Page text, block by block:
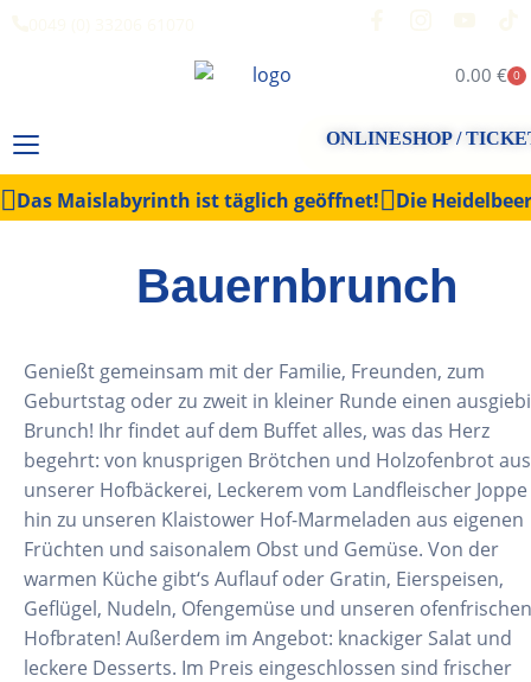
0.00 € 0
ONLINESHOP /
Das Maislabyrinth ist täglich geöffnet! Die
Bauernbrunch
Genießt gemeinsam mit der Familie, Freunden, zum
Geburtstag oder zu zweit in kleiner Runde einen
Brunch! Ihr findet auf dem Buffet alles, was das Herz
begehrt: von knusprigen Brötchen und Holzofenbrot aus
unserer Hofbäckerei, Leckerem vom Landfleischer
hin zu unseren Klaistower Hof-Marmeladen aus eigenen
Früchten und saisonalem Obst und Gemüse. Von der
warmen Küche gibt‘s Auflauf oder Gratin, Eierspeisen,
Geflügel, Nudeln, Ofengemüse und unseren ofenfrischen
Hofbraten! Außerdem im Angebot: knackiger Salat und
leckere Desserts. Im Preis eingeschlossen sind frischer